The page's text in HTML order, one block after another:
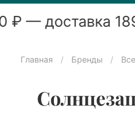
₽ — доставка
Главная Бренды